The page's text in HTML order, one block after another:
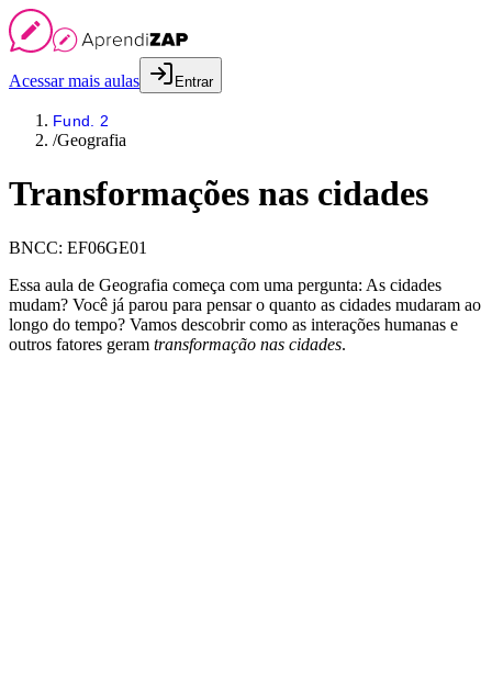
Acessar mais aulas Entrar
Fund. 2
/Geografia
Transformações nas cidades
BNCC: EF06GE01
Essa aula de Geografia começa com uma pergunta: As cidades
mudam? Você já parou para pensar o quanto as cidades mudaram ao
longo do tempo? Vamos descobrir como as interações humanas e
outros fatores geram transformação nas cidades.